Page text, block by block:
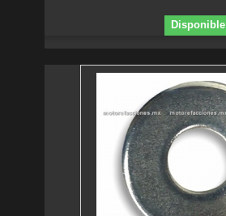
Disponible